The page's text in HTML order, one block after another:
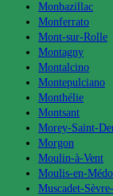
Monbazillac
Monferrato
Mont-sur-Rolle
Montagny
Montalcino
Montepulciano
Monthélie
Montsant
Morey-Saint-
Morgon
Moulin-à-Vent
Moulis-en-
Muscadet-